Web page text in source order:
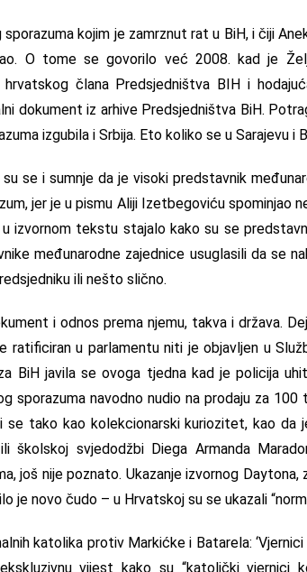
kojim je zamrznut rat u BiH, i čiji
O tome se govorilo već 2008. kad je
člana Predsjedništva BIH i
dokument iz arhive Predsjedništva BiH.
izgubila i Srbija. Eto koliko se u Sarajevu i
se i sumnje da je visoki predstavnik
jer je u pismu Aliji Izetbegoviću spominjao
izvornom tekstu stajalo kako su se
međunarodne zajednice usuglasili da se
ili nešto slično.
i odnos prema njemu, takva i država.
ratificiran u parlamentu niti je objavljen u
BiH javila se ovoga tjedna kad je policija
sporazuma navodno nudio na prodaju za
tako kao kolekcionarski kuriozitet, kao da
školskoj svjedodžbi Diega Armanda
još nije poznato. Ukazanje izvornog
je novo čudo – u Hrvatskoj su se ukazali
katolika protiv Markićke i Batarela:
vijest kako su “katolički vjernici